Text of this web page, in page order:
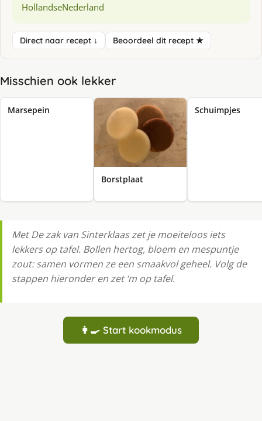
HollandseNederland
Direct naar recept ↓ Beoordeel dit recept ★
Misschien ook lekker
Marsepein
Borstplaat
Schuimpjes
Met De zak van Sinterklaas zet je moeiteloos iets
lekkers op tafel. Bollen hertog, bloem en mespuntje
zout: samen vormen ze een smaakvol geheel. Volg de
stappen hieronder en zet ‘m op tafel.
👩‍🍳 Start kookmodus